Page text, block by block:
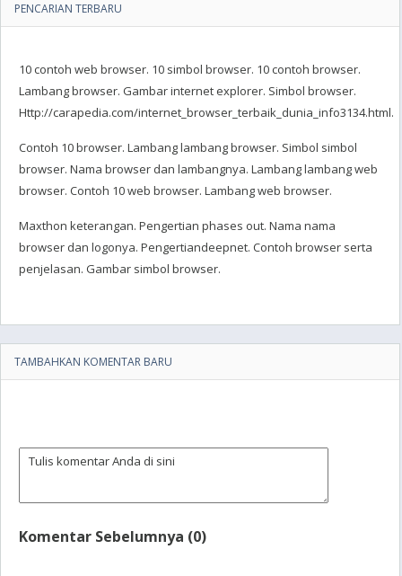
PENCARIAN TERBARU
10 contoh web browser. 10 simbol browser. 10 contoh browser.
Lambang browser. Gambar internet explorer. Simbol browser.
Http://carapedia.com/internet_browser_terbaik_dunia_info3134.html.
Contoh 10 browser. Lambang lambang browser. Simbol simbol
browser. Nama browser dan lambangnya. Lambang lambang web
browser. Contoh 10 web browser. Lambang web browser.
Maxthon keterangan. Pengertian phases out. Nama nama
browser dan logonya. Pengertiandeepnet. Contoh browser serta
penjelasan. Gambar simbol browser.
TAMBAHKAN KOMENTAR BARU
Komentar Sebelumnya (0)